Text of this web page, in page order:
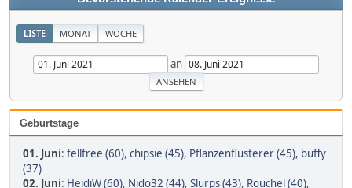
LISTE MONAT WOCHE
an
Geburtstage
01. Juni: fellfree (60), chipsie (45), Pflanzenflüsterer (45), buffy
(37)
02. Juni: HeidiW (60), Nido32 (44), Slurps (43), Rouchel (40),